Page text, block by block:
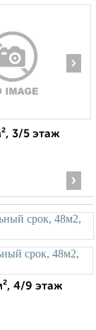
›
3/5 этаж
›
4/9 этаж